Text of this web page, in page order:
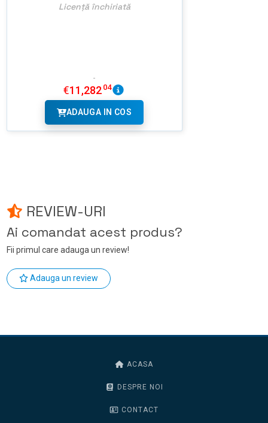
Licență închiriată
€11,282 04
ADAUGA IN COS
REVIEW-URI
Ai comandat acest produs?
Fii primul care adauga un review!
Adauga un review
ACASA
DESPRE NOI
CONTACT